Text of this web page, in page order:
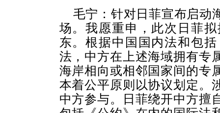
毛宁：针对日菲宣布启动
场。我愿重申，此次日菲
东。根据中国国内法和包
法，中方在上述海域拥有专
海岸相向或相邻国家间的专
本着公平原则以协议划定。
中方参与。日菲绕开中方擅